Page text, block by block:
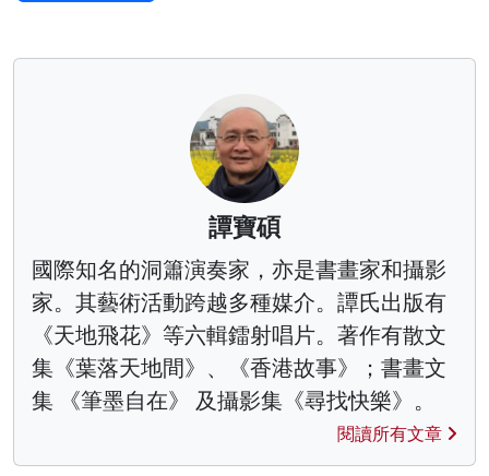
譚寶碩
國際知名的洞簫演奏家，亦是書畫家和攝影
家。其藝術活動跨越多種媒介。譚氏出版有
《天地飛花》等六輯鐳射唱片。著作有散文
集《葉落天地間》、《香港故事》；書畫文
集 《筆墨自在》 及攝影集《尋找快樂》。
閱讀所有文章